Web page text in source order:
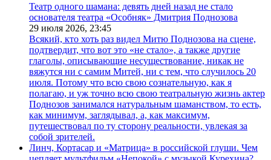
Театр одного шамана: девять дней назад не стало
основателя театра «Особняк» Дмитрия Поднозова
29 июля 2026, 23:45
Всякий, кто хоть раз видел Митю Поднозова на сцене,
подтвердит, что вот это «не стало», а также другие
глаголы, описывающие несуществование, никак не
вяжутся ни с самим Митей, ни с тем, что случилось 20
июля. Потому что всю свою сознательную, как я
полагаю, и уж точно всю свою театральную жизнь актер
Поднозов занимался натуральным шаманством, то есть,
как минимум, заглядывал, а, как максимум,
путешествовал по ту сторону реальности, увлекая за
собой зрителей.
Линч, Кортасар и «Матрица» в российской глуши. Чем